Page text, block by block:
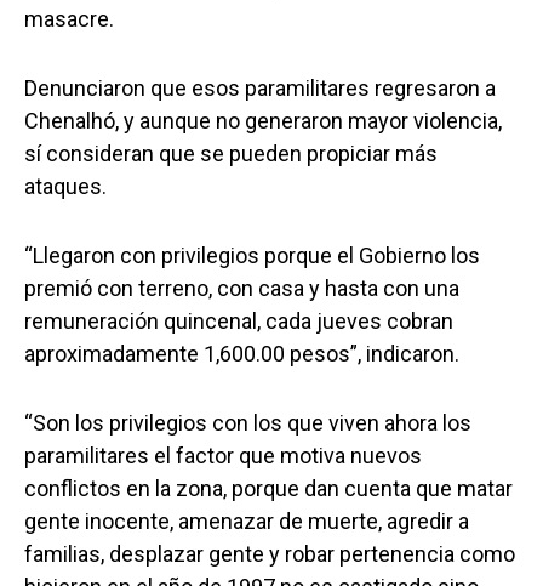
masacre.
Denunciaron que esos paramilitares regresaron a
Chenalhó, y aunque no generaron mayor violencia,
sí consideran que se pueden propiciar más
ataques.
“Llegaron con privilegios porque el Gobierno los
premió con terreno, con casa y hasta con una
remuneración quincenal, cada jueves cobran
aproximadamente 1,600.00 pesos”, indicaron.
“Son los privilegios con los que viven ahora los
paramilitares el factor que motiva nuevos
conflictos en la zona, porque dan cuenta que matar
gente inocente, amenazar de muerte, agredir a
familias, desplazar gente y robar pertenencia como